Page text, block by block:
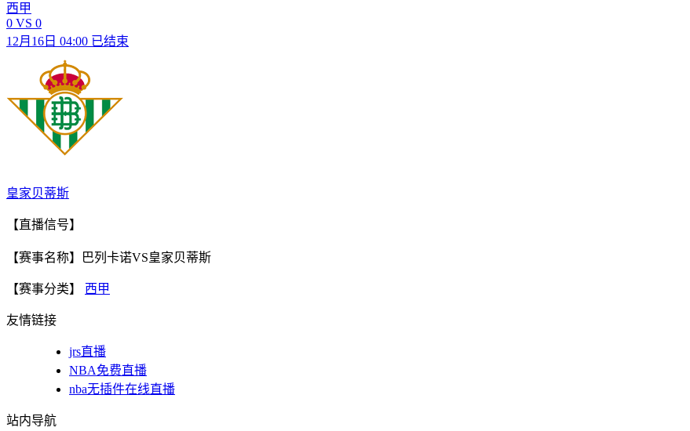
西甲
0 VS 0
12月16日 04:00 已结束
皇家贝蒂斯
【直播信号】
【赛事名称】巴列卡诺VS皇家贝蒂斯
【赛事分类】 西甲
友情链接
jrs直播
NBA免费直播
nba无插件在线直播
站内导航